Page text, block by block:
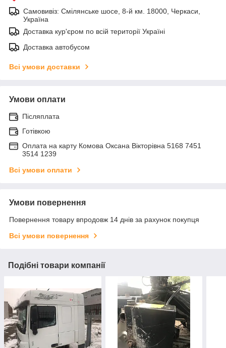
Самовивіз: Смілянське шосе, 8-й км. 18000, Черкаси,
Україна
Доставка кур'єром по всій території Україні
Доставка автобусом
Всі умови доставки
Умови оплати
Післяплата
Готівкою
Оплата на карту Комова Оксана Вікторівна 5168 7451
3514 1239
Всі умови оплати
Умови повернення
Повернення товару впродовж 14 днів за рахунок покупця
Всі умови повернення
Подібні товари компанії